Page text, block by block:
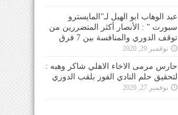
عبد الوهاب ابو الهيل لـ”المايسترو
سبورت ” : الأنصار أكثر المتضررين من
توقف الدوري والمنافسة بين 7 فرق
نوفمبر 29, 2020
حارس مرمى الاخاء الاهلي شاكر وهبه :
لتحقيق حلم النادي الفوز بلقب الدوري
نوفمبر 27, 2020